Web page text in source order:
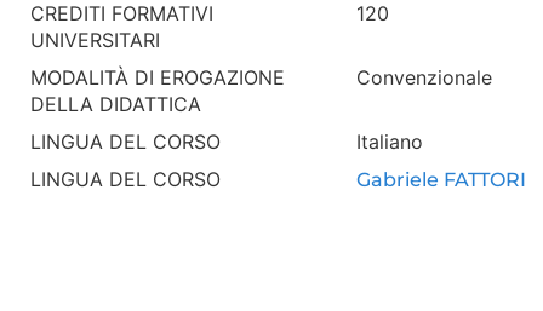
CREDITI FORMATIVI
UNIVERSITARI
120
MODALITÀ DI EROGAZIONE
DELLA DIDATTICA
Convenzionale
LINGUA DEL CORSO
Italiano
LINGUA DEL CORSO
Gabriele FATTORI